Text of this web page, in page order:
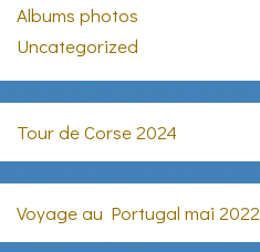
Albums photos
Uncategorized
Tour de Corse 2024
Voyage au Portugal mai 2022